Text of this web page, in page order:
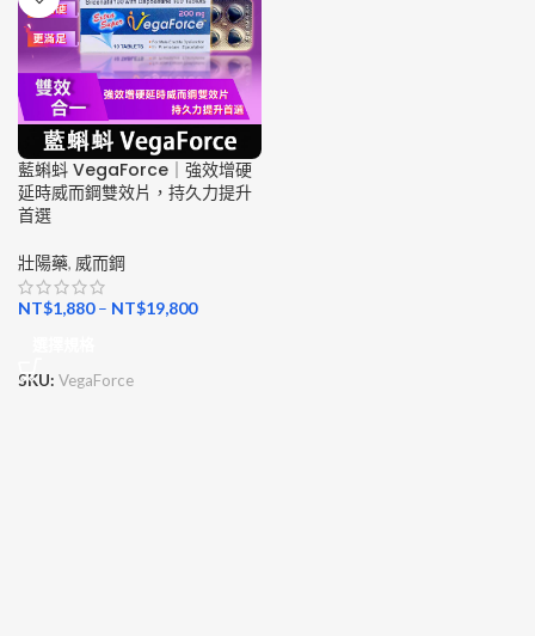
藍蝌蚪 VegaForce｜強效增硬
延時威而鋼雙效片，持久力提升
首選
壯陽藥, 威而鋼
NT$1,880– NT$19,800
SKU: VegaForce